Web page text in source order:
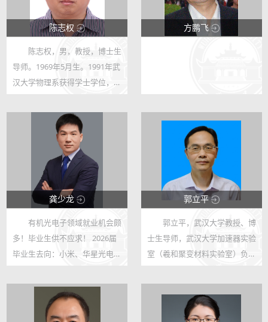
陈志权
181607
347
陈志权，男，教授，博士生
导师。1969年5月生。1991年武
汉大学物理系获得学士学位，
学位。2005年晋升教授，2006
年入选教育部新世纪优秀人才计
划。长期从事材料微观结构与性
能方面的研究...
方鹏飞
龚少龙
84246
227
有机光电子领域就业机会颇
多！毕业生供不应求！ 2026届
毕业生去向：小米、华星光电；
东方、华星光电、长江存储；
2024届毕业生去向：华为、广
东省发展与改革委员会、华星光
郭立平
174059
226
郭立平，武汉大学教授、博
士生导师，武汉大学加速器实验
室（羲和聚变材料实验室）负责
进核能材料辐照研究，带领团队
自主建成国际稀缺的大型科研设
施“天斧”（TIFWU）三束同时辐